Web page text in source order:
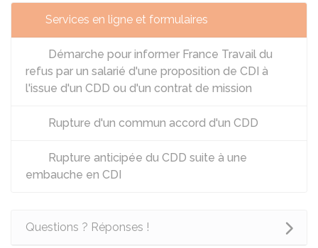
Services en ligne et formulaires
Démarche pour informer France Travail du
refus par un salarié d'une proposition de CDI à
l'issue d'un CDD ou d'un contrat de mission
Rupture d'un commun accord d'un CDD
Rupture anticipée du CDD suite à une
embauche en CDI
Questions ? Réponses !